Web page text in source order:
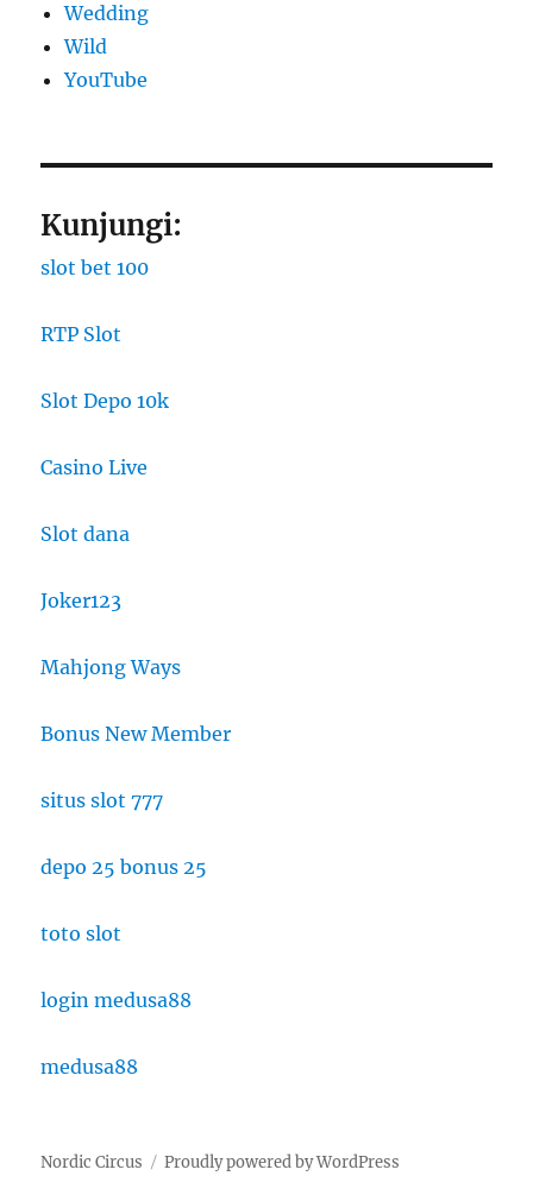
Wedding
Wild
YouTube
Kunjungi:
slot bet 100
RTP Slot
Slot Depo 10k
Casino Live
Slot dana
Joker123
Mahjong Ways
Bonus New Member
situs slot 777
depo 25 bonus 25
toto slot
login medusa88
medusa88
Nordic Circus Proudly powered by WordPress